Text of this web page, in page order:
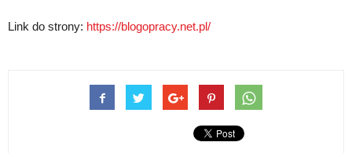
Link do strony: https://blogopracy.net.pl/